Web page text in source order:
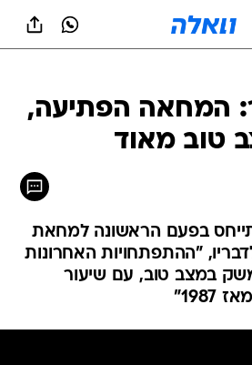
המחאה הפתיעה,
טוב מאוד
בפעם הראשונה למחאת
"ההתפתחויות האחרונות
במצב טוב, עם שיעור